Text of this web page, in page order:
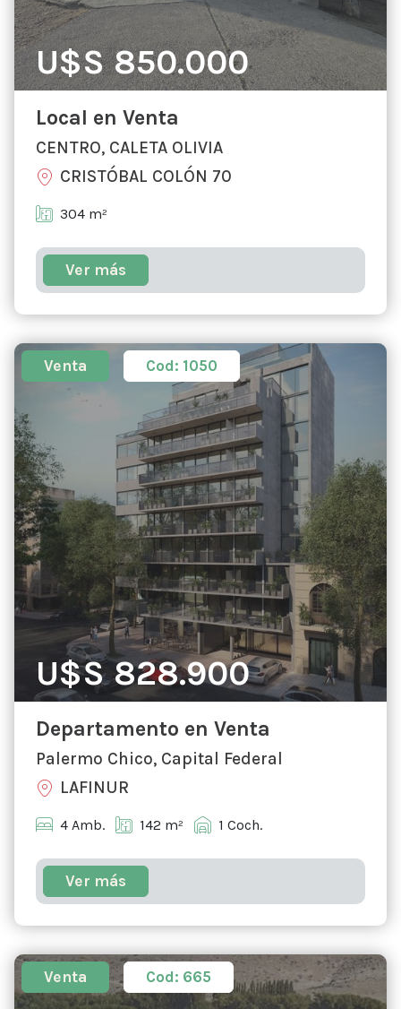
U$S 850.000
Local en Venta
CENTRO, CALETA OLIVIA
CRISTÓBAL COLÓN 70
304 m²
Ver más
Venta Cod: 1050
U$S 828.900
Departamento en Venta
Palermo Chico, Capital Federal
LAFINUR
4 Amb. 142 m² 1 Coch.
Ver más
Venta Cod: 665